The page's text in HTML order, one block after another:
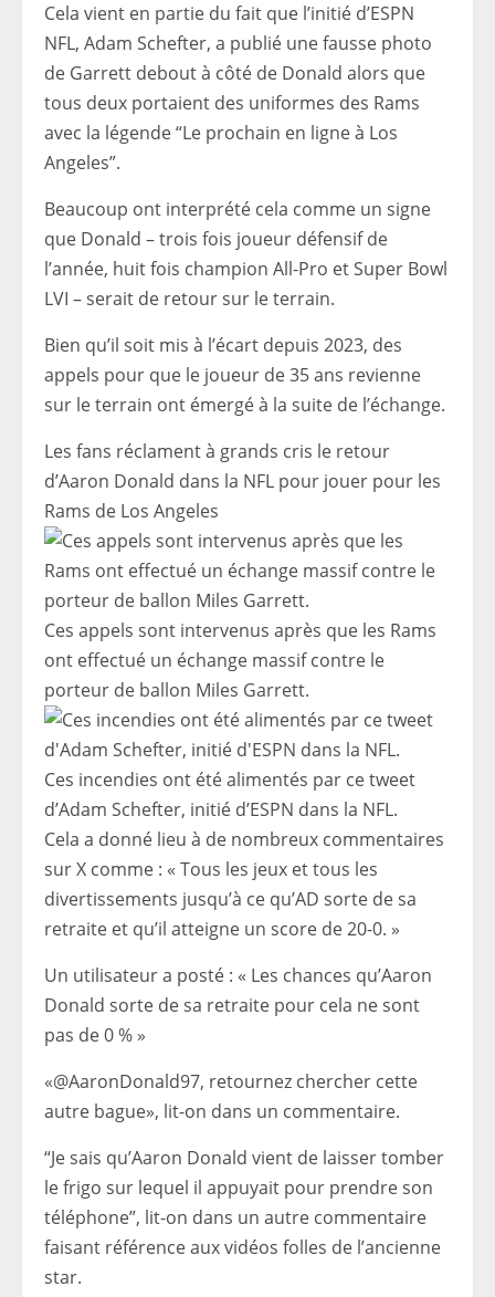
Cela vient en partie du fait que l’initié d’ESPN
NFL, Adam Schefter, a publié une fausse photo
de Garrett debout à côté de Donald alors que
tous deux portaient des uniformes des Rams
avec la légende “Le prochain en ligne à Los
Angeles”.
Beaucoup ont interprété cela comme un signe
que Donald – trois fois joueur défensif de
l’année, huit fois champion All-Pro et Super Bowl
LVI – serait de retour sur le terrain.
Bien qu’il soit mis à l’écart depuis 2023, des
appels pour que le joueur de 35 ans revienne
sur le terrain ont émergé à la suite de l’échange.
Les fans réclament à grands cris le retour
d’Aaron Donald dans la NFL pour jouer pour les
Rams de Los Angeles
Ces appels sont intervenus après que les Rams
ont effectué un échange massif contre le
porteur de ballon Miles Garrett.
Ces incendies ont été alimentés par ce tweet
d’Adam Schefter, initié d’ESPN dans la NFL.
Cela a donné lieu à de nombreux commentaires
sur X comme : « Tous les jeux et tous les
divertissements jusqu’à ce qu’AD sorte de sa
retraite et qu’il atteigne un score de 20-0. »
Un utilisateur a posté : « Les chances qu’Aaron
Donald sorte de sa retraite pour cela ne sont
pas de 0 % »
«@AaronDonald97, retournez chercher cette
autre bague», lit-on dans un commentaire.
“Je sais qu’Aaron Donald vient de laisser tomber
le frigo sur lequel il appuyait pour prendre son
téléphone”, lit-on dans un autre commentaire
faisant référence aux vidéos folles de l’ancienne
star.